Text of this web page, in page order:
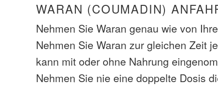
WARAN (COUMADIN)
Nehmen Sie Waran genau wie von
Nehmen Sie Waran zur gleichen Zeit
kann mit oder ohne Nahrung
Nehmen Sie nie eine doppelte Dosis